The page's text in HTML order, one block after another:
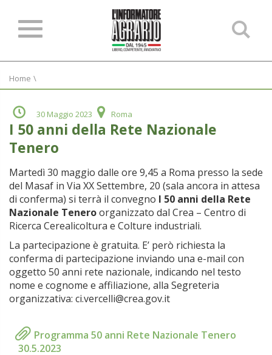
Home \
30 Maggio 2023 Roma
I 50 anni della Rete Nazionale
Tenero
Martedì 30 maggio dalle ore 9,45 a Roma presso la sede
del Masaf in Via XX Settembre, 20 (sala ancora in attesa
di conferma) si terrà il convegno I 50 anni della Rete
Nazionale Teneroorganizzato dal Crea – Centro di
Ricerca Cerealicoltura e Colture industriali.
La partecipazione è gratuita. E’ però richiesta la
conferma di partecipazione inviando una e-mail con
oggetto 50 anni rete nazionale, indicando nel testo
nome e cognome e affiliazione, alla Segreteria
organizzativa: ci.vercelli@crea.gov.it
Programma 50 anni Rete Nazionale Tenero
30.5.2023